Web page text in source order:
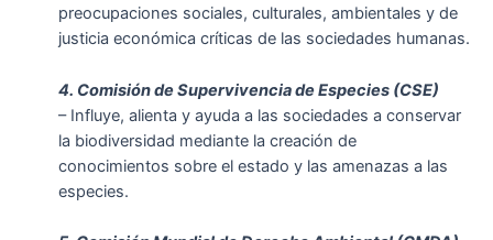
preocupaciones sociales, culturales, ambientales y de
justicia económica críticas de las sociedades humanas.
4. Comisión de Supervivencia de Especies (CSE)
– Influye, alienta y ayuda a las sociedades a conservar
la biodiversidad mediante la creación de
conocimientos sobre el estado y las amenazas a las
especies.